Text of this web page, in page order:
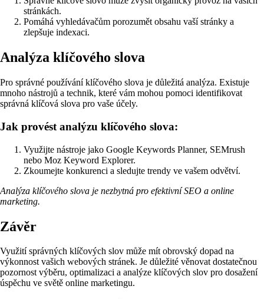
stránkách.
Pomáhá vyhledávačům porozumět obsahu vaší stránky a
zlepšuje indexaci.
Analýza klíčového slova
Pro správné používání klíčového slova je důležitá analýza. Existuje
mnoho nástrojů a technik, které vám mohou pomoci identifikovat
správná klíčová slova pro vaše účely.
Jak provést analýzu klíčového slova:
Využijte nástroje jako Google Keywords Planner, SEMrush
nebo Moz Keyword Explorer.
Zkoumejte konkurenci a sledujte trendy ve vašem odvětví.
Analýza klíčového slova je nezbytná pro efektivní SEO a online
marketing.
Závěr
Využití správných klíčových slov může mít obrovský dopad na
výkonnost vašich webových stránek. Je důležité věnovat dostatečnou
pozornost výběru, optimalizaci a analýze klíčových slov pro dosažení
úspěchu ve světě online marketingu.